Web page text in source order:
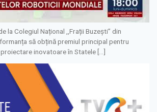
la Colegiul Național ,,Frații Buzești” din
să obțină premiul principal pentru
inovatoare în Statele […]